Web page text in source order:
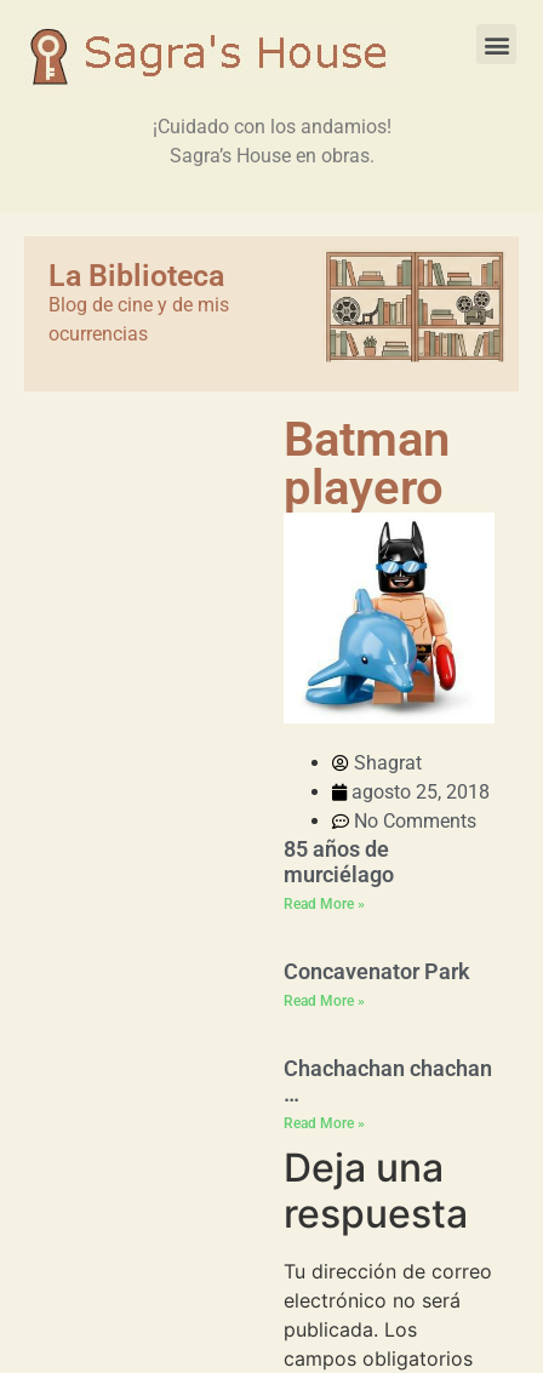
¡Cuidado con los andamios!
Sagra’s House en obras.
La Biblioteca
Blog de cine y de mis
ocurrencias
Batman
playero
Shagrat
agosto 25, 2018
No Comments
85 años de
murciélago
Read More »
Concavenator Park
Read More »
Chachachan chachan
…
Read More »
Deja una
respuesta
Tu dirección de correo
electrónico no será
publicada. Los
campos obligatorios